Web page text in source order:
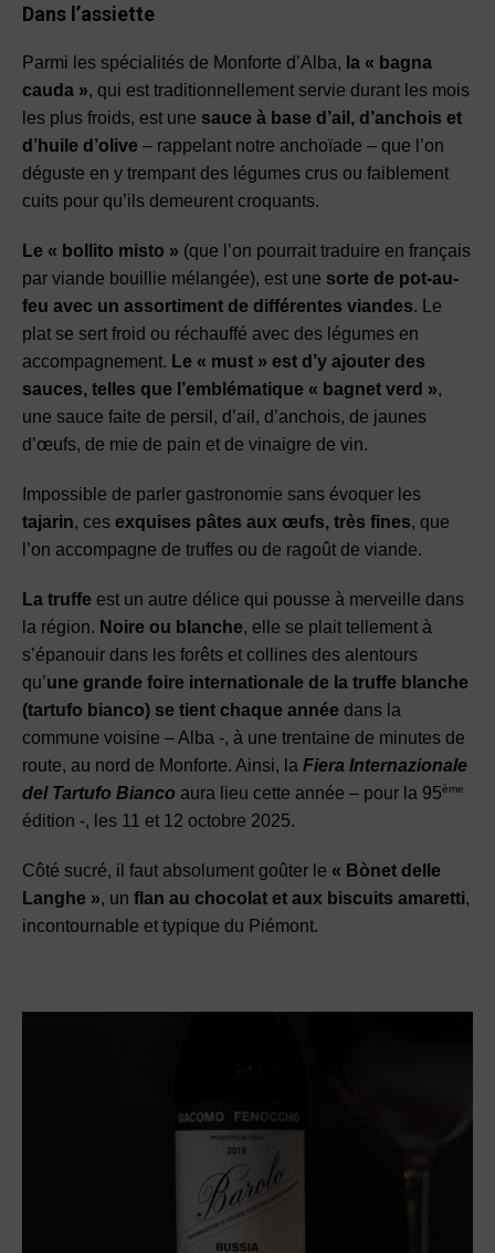
Dans l’assiette
Parmi les spécialités de Monforte d’Alba, la « bagna
cauda », qui est traditionnellement servie durant les mois
les plus froids, est une sauce à base d’ail, d’anchois et
d’huile d’olive – rappelant notre anchoïade – que l’on
déguste en y trempant des légumes crus ou faiblement
cuits pour qu’ils demeurent croquants.
Le « bollito misto » (que l’on pourrait traduire en français
par viande bouillie mélangée), est une sorte de pot-au-
feu avec un assortiment de différentes viandes. Le
plat se sert froid ou réchauffé avec des légumes en
accompagnement. Le « must » est d’y ajouter des
sauces, telles que l’emblématique « bagnet verd »,
une sauce faite de persil, d’ail, d’anchois, de jaunes
d’œufs, de mie de pain et de vinaigre de vin.
Impossible de parler gastronomie sans évoquer les
tajarin, ces exquises pâtes aux œufs, très fines, que
l’on accompagne de truffes ou de ragoût de viande.
La truffe est un autre délice qui pousse à merveille dans
la région. Noire ou blanche, elle se plait tellement à
s’épanouir dans les forêts et collines des alentours
qu’une grande foire internationale de la truffe blanche
(tartufo bianco) se tient chaque année dans la
commune voisine – Alba -, à une trentaine de minutes de
route, au nord de Monforte. Ainsi, la Fiera Internazionale
del Tartufo Bianco aura lieu cette année – pour la 95ème
édition -, les 11 et 12 octobre 2025.
Côté sucré, il faut absolument goûter le « Bònet delle
Langhe », un flan au chocolat et aux biscuits amaretti,
incontournable et typique du Piémont.